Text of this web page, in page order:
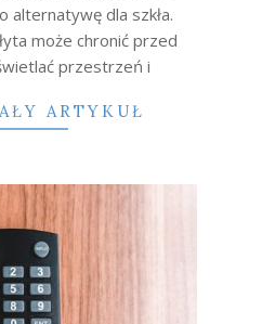
alternatywę dla szkła.
może chronić przed
przestrzeń i
ARTYKUŁ